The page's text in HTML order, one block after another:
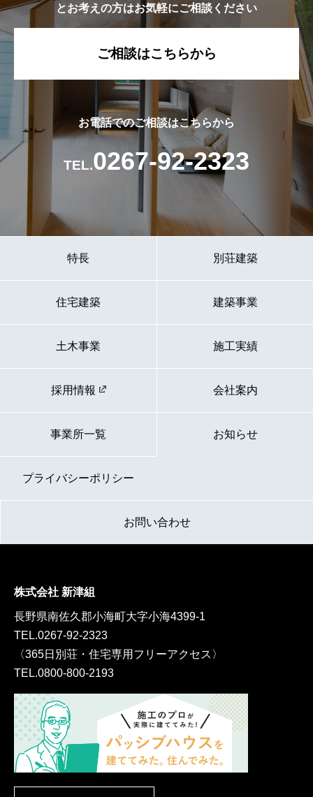
とお考えの方はお気軽にご相談ください
ご相談はこちらから
お電話でのご相談はこちらから
TEL.0267-92-2323
特長 別荘建築
住宅建築 建築事業
土木事業 施工実績
採用情報 会社案内
事業所一覧 お知らせ
プライバシーポリシー
お問い合わせ
株式会社 新津組
長野県南佐久郡小海町大字小海4399-1
TEL.0267-92-2323
〈365日別荘・住宅専用フリーアクセス〉
TEL.0800-800-2193